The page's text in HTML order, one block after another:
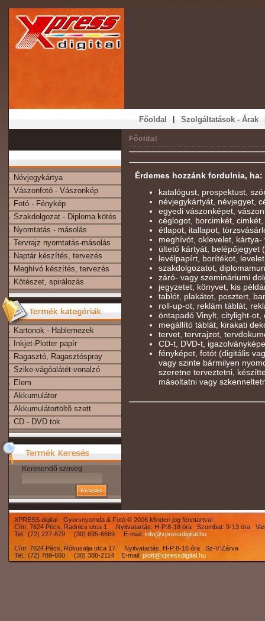
Főoldal | Szolgáltatások - Árak
Névjegykártya
Vászonfotó - Vászonkép
Fotó - Fénykép
Szakdolgozat - Diploma kötés
Nyomtatás - másolás
Tervrajz nyomtatás-másolás
Naptár készítés, tervezés
Meghívó készítés, tervezés
Kötészet, spirálozás
Kartonok - Hablemezek
Inkjet-Plotter papír
Ragasztó, Ragasztóspray
Szike-vágóalátét-vonalzó
Elem
Akkumulátor
Akkumulátortöltõ szett
CD - DVD tok
Keresendő szöveg
Főoldal
Érdemes hozzánk fordulnia, ha:
katalógust, prospektust,
névjegykártyát, névjegyet,
egyedi vászonképet,
céglogot, borcimkét,
étlapot, itallapot,
meghívót, oklevelet,
ültető kártyát, belépőjegyet
levélpapírt, borítékot,
szakdolgozatot,
záró- vagy szemináriumi
jegyzetet, könyvet, kis
tablót, plakátot, posztert,
roll-up-ot, reklám táblát,
öntapadó Vinylt, citylight-ot,
megállító táblát, kirakati
tervet, tervrajzot,
CD-t, DVD-t,
fényképet, fotót (digitális
vagy szinte bármilyen
szeretne terveztetni,
másoltatni vagy
XPRESS digital - Gyorsnyomda & Fotó © 2006 Minden jog fenntartva!
Cím: 7624 Pécs, Radnics utca 1. Nyitvatartás: H-P:8-18 óra Szombat: 9-13 óra
Tel.: (72) 227-879 (30) 695-6669 E-mail: info@xpressdigital.hu
Cím: 7624 Pécs, Rókusalja utca 17. Nyitvatartás: H-P:8-16 óra Sz-V:Zárva
Tel.: (72) 789-660 (30) 388-2114 E-mail: plott@xpressdigital.hu